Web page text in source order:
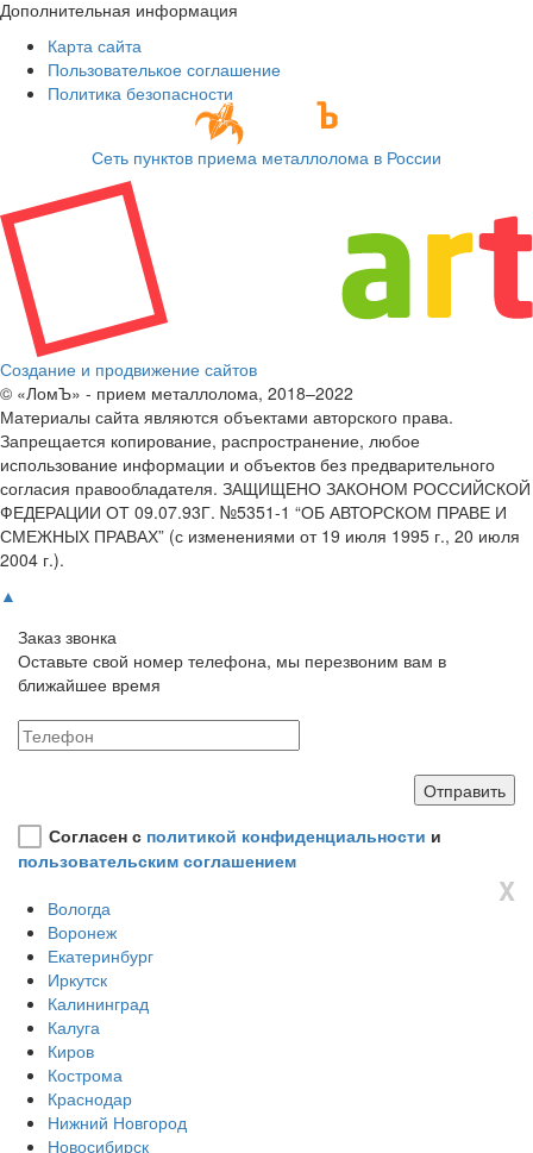
Дополнительная информация
Карта сайта
Пользователькое соглашение
Политика безопасности
Сеть пунктов приема металлолома в России
Создание и продвижение сайтов
© «ЛомЪ» - прием металлолома, 2018–2022
Материалы сайта являются объектами авторского права.
Запрещается копирование, распространение, любое
использование информации и объектов без предварительного
согласия правообладателя. ЗАЩИЩЕНО ЗАКОНОМ РОССИЙСКОЙ
ФЕДЕРАЦИИ ОТ 09.07.93Г. №5351-1 “ОБ АВТОРСКОМ ПРАВЕ И
СМЕЖНЫХ ПРАВАХ” (с изменениями от 19 июля 1995 г., 20 июля
2004 г.).
▲
Заказ звонка
Оставьте свой номер телефона, мы перезвоним вам в
ближайшее время
Согласен с политикой конфиденциальности и
пользовательским соглашением
X
Вологда
Воронеж
Екатеринбург
Иркутск
Калининград
Калуга
Киров
Кострома
Краснодар
Нижний Новгород
Новосибирск